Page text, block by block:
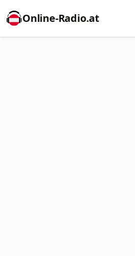
Online‑Radio.at